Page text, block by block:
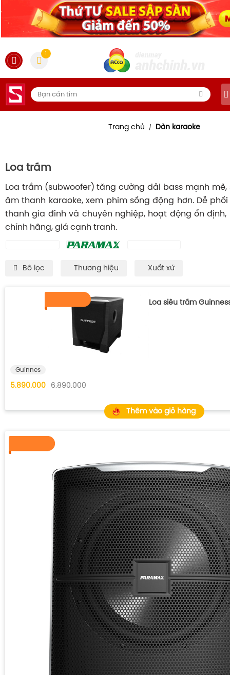
Trang chủ / Dàn karaoke
Loa trầm
Loa trầm (subwoofer) tăng cường dải bass mạnh
âm thanh karaoke, xem phim sống động hơn. Dễ
thanh gia đình và chuyên nghiệp, hoạt động ổn định,
chính hãng, giá cạnh tranh.
Bô lọc Thương hiệu Xuất xứ
Loa siêu trầm
Guinnes
5.890.000 6.890.000
Thêm vào giỏ hàng